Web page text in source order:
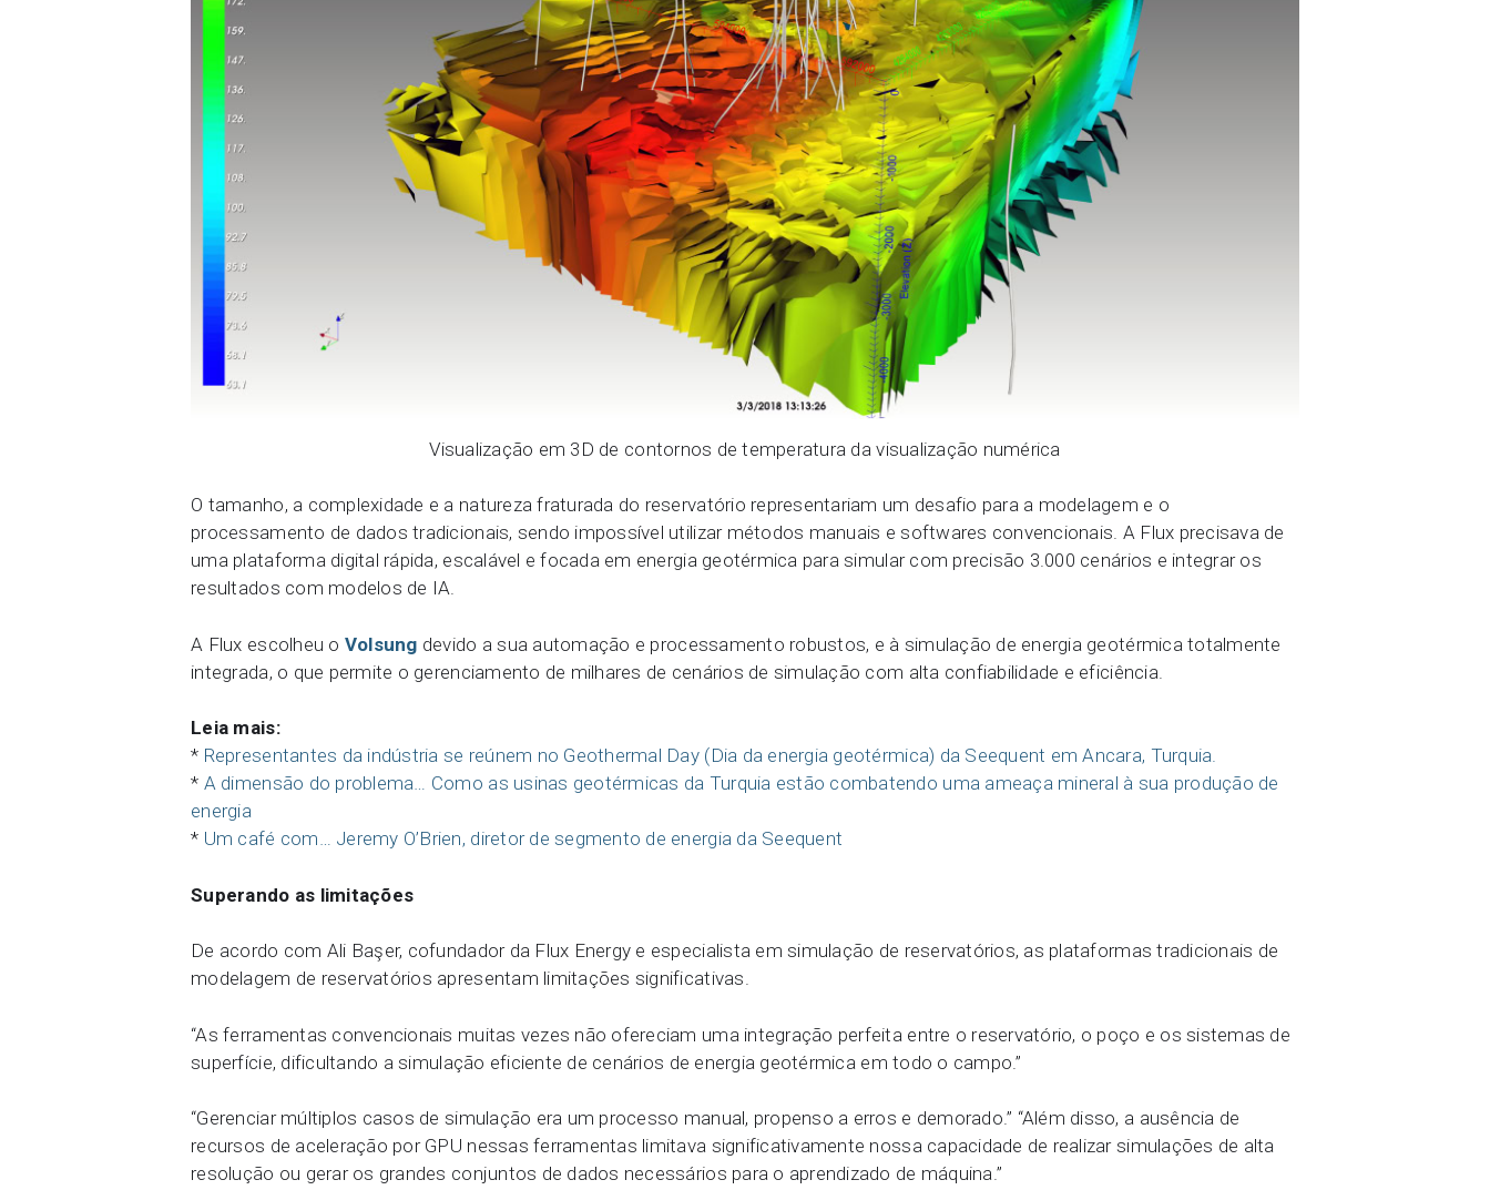
Visualização em 3D de contornos de temperatura da visualização numérica
O tamanho, a complexidade e a natureza fraturada do reservatório representariam um desafio para a modelagem e o
processamento de dados tradicionais, sendo impossível utilizar métodos manuais e softwares convencionais. A Flux precisava de
uma plataforma digital rápida, escalável e focada em energia geotérmica para simular com precisão 3.000 cenários e integrar os
resultados com modelos de IA.
A Flux escolheu o Volsung devido a sua automação e processamento robustos, e à simulação de energia geotérmica totalmente
integrada, o que permite o gerenciamento de milhares de cenários de simulação com alta confiabilidade e eficiência.
Leia mais:
* Representantes da indústria se reúnem no Geothermal Day (Dia da energia geotérmica) da Seequent em Ancara, Turquia.
* A dimensão do problema… Como as usinas geotérmicas da Turquia estão combatendo uma ameaça mineral à sua produção de
energia
* Um café com… Jeremy O’Brien, diretor de segmento de energia da Seequent
Superando as limitações
De acordo com Ali Başer, cofundador da Flux Energy e especialista em simulação de reservatórios, as plataformas tradicionais de
modelagem de reservatórios apresentam limitações significativas.
“As ferramentas convencionais muitas vezes não ofereciam uma integração perfeita entre o reservatório, o poço e os sistemas de
superfície, dificultando a simulação eficiente de cenários de energia geotérmica em todo o campo.”
“Gerenciar múltiplos casos de simulação era um processo manual, propenso a erros e demorado.” “Além disso, a ausência de
recursos de aceleração por GPU nessas ferramentas limitava significativamente nossa capacidade de realizar simulações de alta
resolução ou gerar os grandes conjuntos de dados necessários para o aprendizado de máquina.”